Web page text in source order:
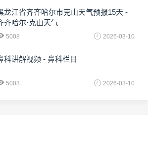
龙江省齐齐哈尔市克山天气预报15天 -
齐哈尔·克山天气
5008 2026-03-10
科讲解视频 - 鼻科栏目
5003 2026-03-10